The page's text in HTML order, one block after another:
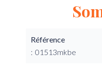
Référence
01513mkbe